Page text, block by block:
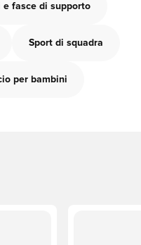
e fasce di supporto
Sport di squadra
per bambini